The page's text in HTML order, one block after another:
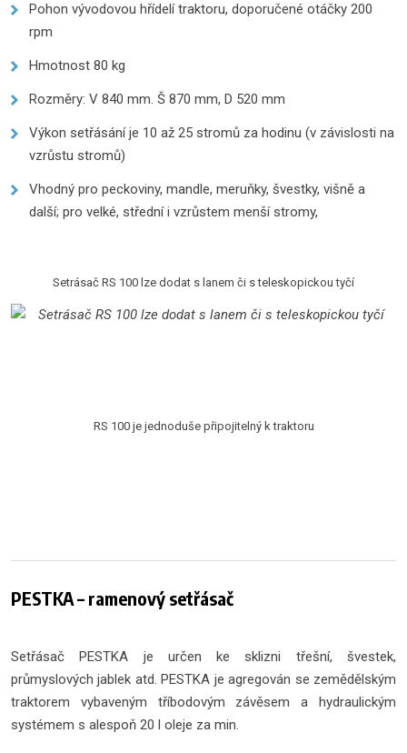
Pohon vývodovou hřídelí traktoru, doporučené otáčky 200
rpm
Hmotnost 80 kg
Rozměry: V 840 mm. Š 870 mm, D 520 mm
Výkon setřásání je 10 až 25 stromů za hodinu (v závislosti na
vzrůstu stromů)
Vhodný pro peckoviny, mandle, meruňky, švestky, višně a
další; pro velké, střední i vzrůstem menší stromy,
Setrásač RS 100 lze dodat s lanem či s teleskopickou tyčí
RS 100 je jednoduše připojitelný k traktoru
PESTKA – ramenový setřásač
Setřásač PESTKA je určen ke sklizni třešní, švestek,
průmyslových jablek atd. PESTKA je agregován se zemědělským
traktorem vybaveným tříbodovým závěsem a hydraulickým
systémem s alespoň 20 l oleje za min.